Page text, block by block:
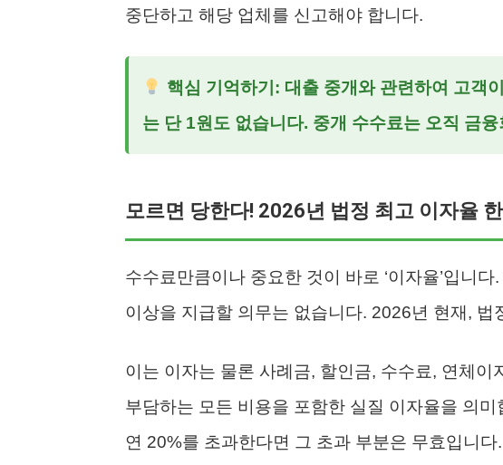
중단하고 해당 업체를 신고해야 합니다.
핵심 기억하기: 대출 중개와 관련하여 고객
는 단 1원도 없습니다. 중개 수수료는 오직 금
모르면 당한다! 2026년 법정 최고 이자율
수수료만큼이나 중요한 것이 바로 ‘이자율’입니
이상을 지급할 의무는 없습니다. 2026년 현재, 법
이는 이자는 물론 사례금, 할인금, 수수료, 연체이
부담하는 모든 비용을 포함한 실질 이자율을 의미
연 20%를 초과한다면 그 초과 부분은 무효입니다.